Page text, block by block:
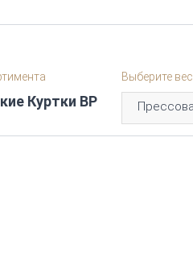
Куртки BP
Выберите вес